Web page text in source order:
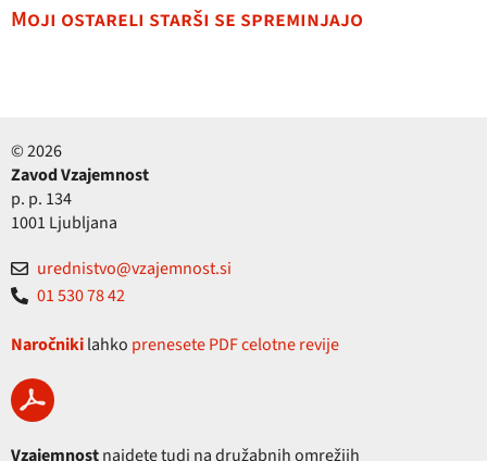
Moji ostareli starši se spreminjajo
© 2026
Zavod Vzajemnost
p. p. 134
1001 Ljubljana
urednistvo@vzajemnost.si
01 530 78 42
Naročnikilahko prenesete PDF celotne revije
Vzajemnostnajdete tudi na družabnih omrežjih